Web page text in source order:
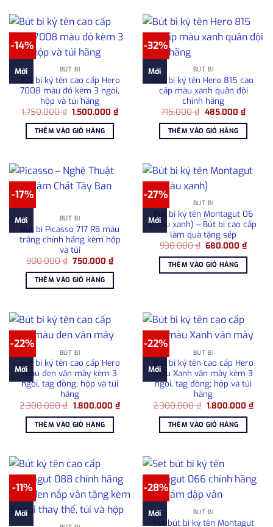
-14%
Mới BÚT BI
Bút bi ký tên cao cấp Hero
7008 màu đỏ kèm 3 ngòi,
hộp và túi hãng
1.750.000₫ Giá
là:
1.750.000 ₫.
1.500.000₫Giá
hiện
1.500.000 ₫.
THÊM VÀO GIỎ HÀNG
-32%
Mới BÚT BI
Bút bi ký tên Hero 815 cao
cấp màu xanh quân đội
chính hãng
715.000₫ Giá
là:
715.000 ₫.
485.000 ₫Giá
hiện
tại
THÊM VÀO GIỎ HÀNG
-17%
Mới BÚT BI
Bút bi Picasso 717 RB màu
trắng chính hãng kèm hộp
và túi
900.000₫ Giá
là:
900.000 ₫.
750.000₫Giá
750.000 ₫.
THÊM VÀO GIỎ HÀNG
-27%
Mới
BÚT BI
Bút bi ký tên Montagut 06
(màu xanh) – Bút bi cao cấp
làm quà tặng sếp
930.000₫ Giá
là:
930.000 ₫.
680.000₫Giá
THÊM VÀO GIỎ HÀNG
-22%
Mới
BÚT BI
Bút bi ký tên cao cấp Hero
màu đen vân mây kèm 3
ngòi, tag đồng; hộp và túi
hãng
2.300.000₫ Giá
là:
2.300.000 ₫.
1.800.000 ₫Giá
hiện
1.800.000 ₫.
THÊM VÀO GIỎ HÀNG
-22%
Mới
BÚT BI
Bút bi ký tên cao cấp Hero
màu Xanh vân mây kèm 3
ngòi, tag đồng; hộp và túi
hãng
2.300.000₫ Giá
là:
2.300.000 ₫.
1.800.000 ₫Giá
hiện
THÊM VÀO GIỎ HÀNG
-11%
Mới
-28%
Mới BÚT BI
Set bút bi ký tên Montagut